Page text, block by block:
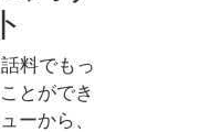
料でもっ
とができ
ーから、